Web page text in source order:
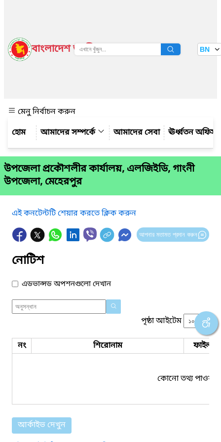
বাংলাদেশ জাতীয় তথ্য বাতায়ন BN
মেনু নির্বাচন করুন
আমাদের সম্পর্কে
আমাদের সেবা ঊর্ধ্বতন অফিস
উপজেলা প্রকৌশলীর কার্যালয়, এলজিইডি, গাংনী
উপজেলা, মেহেরপুর
এই কনটেন্টটি শেয়ার করতে ক্লিক করুন
আপনার মতামত প্রদান করুন
নোটিশ
এডভান্সড অপশনগুলো দেখান
পৃষ্ঠা আইটেম
নং শিরোনাম ফাইল
কোনো তথ্য পাওয়া
আর্কাইভ দেখুন